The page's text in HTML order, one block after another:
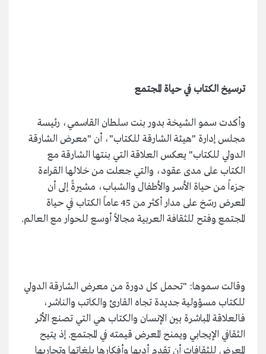
ترسيخ الكتاب في حياة المجتمع
وأكدت سمو الشيخة بدور بنت سلطان القاسمي، رئيسة
مجلس إدارة "هيئة الشارقة للكتاب"، أن "معرض الشارقة
الدولي للكتاب" يعكس العلاقة التي بنتها الشارقة مع
الكتاب على مدى عقود، والتي جعلت من خلالها القراءة
جزءاً من حياة الأسر والأطفال والشباب، مشيرةً إلى أن
المعرض رسّخ على مدار أكثر من 45 عاماً الكتاب في حياة
المجتمع وفتح للثقافة العربية مجالاً أوسع للحوار مع العالم.
وقالت سموها: "تحمل كل دورة من معرض الشارقة الدولي
للكتاب مسؤولية جديدة تجاه القارئ والكاتب والناشر،
فالعلاقة المباشرة بين الإنسان والكتاب هي التي تصنع الأثر
الثقافي الإيجابي ويمنح المعرض قيمته في المجتمع. إذ يتيح
المعرض للثقافات أن تقدم أدبها وأفكارها بلغاتها وتجاربها